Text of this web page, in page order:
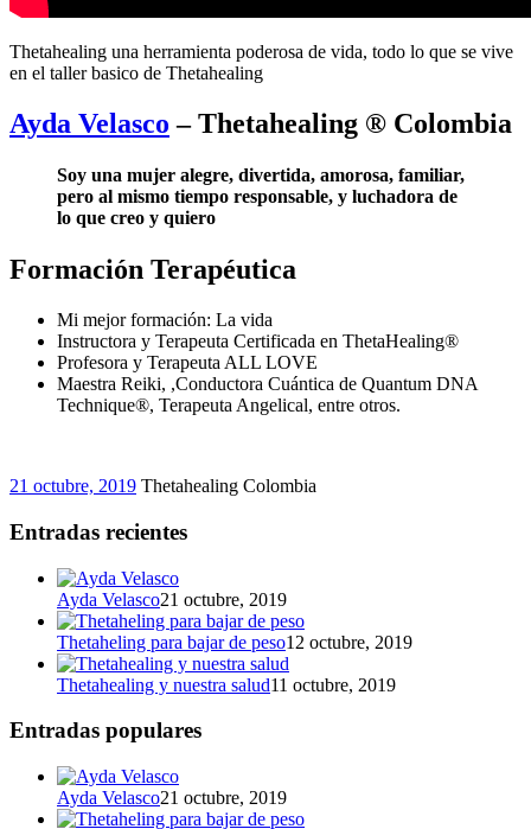
Thetahealing una herramienta poderosa de vida, todo lo que se vive
en el taller basico de Thetahealing
Ayda Velasco – Thetahealing ® Colombia
Soy una mujer alegre, divertida, amorosa, familiar,
pero al mismo tiempo responsable, y luchadora de
lo que creo y quiero
Formación Terapéutica
Mi mejor formación: La vida
Instructora y Terapeuta Certificada en ThetaHealing®
Profesora y Terapeuta ALL LOVE
Maestra Reiki, ,Conductora Cuántica de Quantum DNA
Technique®, Terapeuta Angelical, entre otros.
21 octubre, 2019 Thetahealing Colombia
Entradas recientes
Ayda Velasco21 octubre, 2019
Thetaheling para bajar de peso12 octubre, 2019
Thetahealing y nuestra salud11 octubre, 2019
Entradas populares
Ayda Velasco21 octubre, 2019